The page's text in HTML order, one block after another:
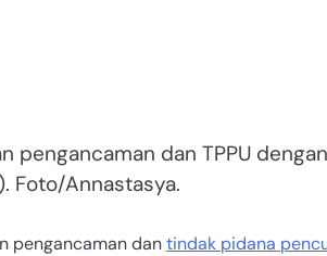
pengancaman dan TPPU dengan
Foto/Annastasya.
pengancaman dantindak pidana